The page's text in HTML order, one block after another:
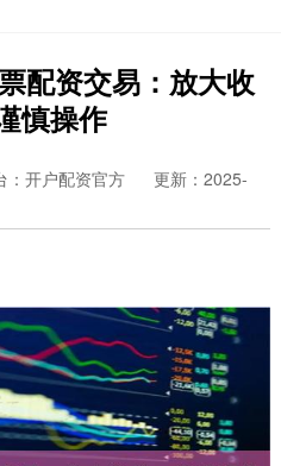
配资交易：放大收
慎操作
：开户配资官方
更新：2025-